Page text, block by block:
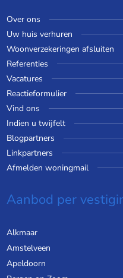
Over ons
Uw huis verhuren
Woonverzekeringen afsluiten
Referenties
Vacatures
Reactieformulier
Vind ons
Indien u twijfelt
Blogpartners
Linkpartners
Afmelden woningmail
Aanbod per
Alkmaar
Amstelveen
Apeldoorn